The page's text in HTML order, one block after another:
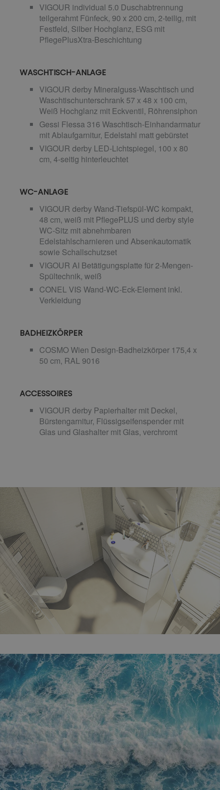
VIGOUR individual 5.0 Duschabtrennung
teilgerahmt Fünfeck, 90 x 200 cm, 2-teilig, mit
Festfeld, Silber Hochglanz, ESG mit
PflegePlusXtra-Beschichtung
WASCHTISCH-ANLAGE
VIGOUR derby Mineralguss-Waschtisch und
Waschtischunterschrank 57 x 48 x 100 cm,
Weiß Hochglanz mit Eckventil, Röhrensiphon
Gessi Flessa 316 Waschtisch-Einhandarmatur
mit Ablaufgarnitur, Edelstahl matt gebürstet
VIGOUR derby LED-Lichtspiegel, 100 x 80
cm, 4-seitig hinterleuchtet
WC-ANLAGE
VIGOUR derby Wand-Tiefspül-WC kompakt,
48 cm, weiß mit PflegePLUS und derby style
WC-Sitz mit abnehmbaren
Edelstahlscharnieren und Absenkautomatik
sowie Schallschutzset
VIGOUR AI Betätigungsplatte für 2-Mengen-
Spültechnik, weiß
CONEL VIS Wand-WC-Eck-Element inkl.
Verkleidung
BADHEIZKÖRPER
COSMO Wien Design-Badheizkörper 175,4 x
50 cm, RAL 9016
ACCESSOIRES
VIGOUR derby Papierhalter mit Deckel,
Bürstengarnitur, Flüssigseifenspender mit
Glas und Glashalter mit Glas, verchromt